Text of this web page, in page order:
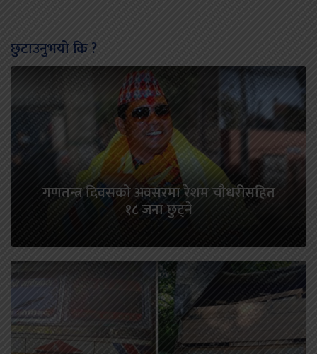
छुटाउनुभयो कि ?
गणतन्त्र दिवसको अवसरमा रेशम चौधरीसहित
१८ जना छुट्ने